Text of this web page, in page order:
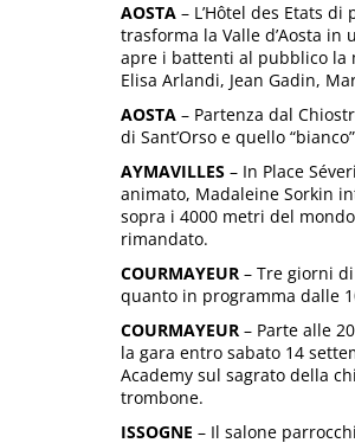
AOSTA – L’Hôtel des Etats
trasforma la Valle d’Aosta
apre i battenti al pubblico la
Elisa Arlandi, Jean Gadin,
AOSTA – Partenza dal
di Sant’Orso e quello
AYMAVILLES – In Place
animato, Madaleine Sorkin
sopra i 4000 metri del
rimandato.
COURMAYEUR – Tre giorni
quanto in programma dalle
COURMAYEUR – Parte alle
la gara entro sabato 14
Academy sul sagrato della
trombone.
ISSOGNE – Il salone